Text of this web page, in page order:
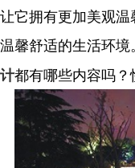
让它拥有更加美观
温馨舒适的生活环
计都有哪些内容吗？